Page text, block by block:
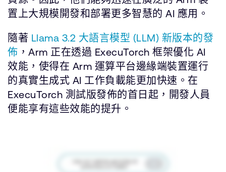
置上大規模開發和部署更多智慧的 AI 應用。
隨著 Llama 3.2 大語言模型 (LLM) 新版本的發
佈 ，Arm 正在透過 ExecuTorch 框架優化 AI
效能，使得在 Arm 運算平台邊緣端裝置運行
的真實生成式 AI 工作負載能更加快速。在
ExecuTorch 測試版發佈的首日起，開發人員
便能享有這些效能的提升。